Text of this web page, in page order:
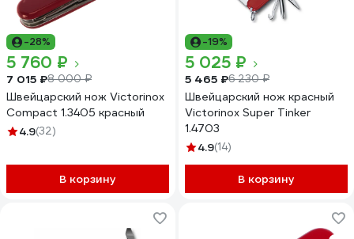
-28%
5 760 ₽
7 015 ₽8 000 ₽
Швейцарский нож Victorinox
Compact 1.3405 красный
4.9(32)
В корзину
-19%
5 025 ₽
5 465 ₽6 230 ₽
Швейцарский нож красный
Victorinox Super Tinker
1.4703
4.9(14)
В корзину